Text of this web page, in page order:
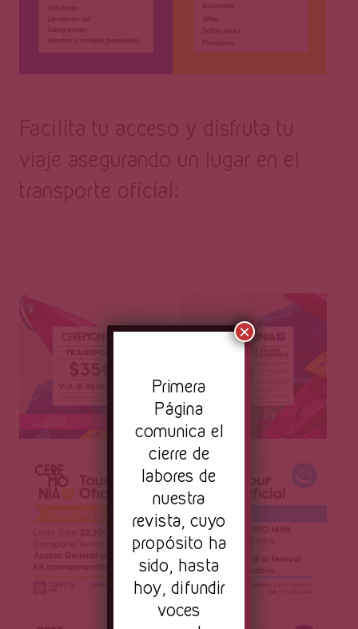
Facilita tu acceso y disfruta tu
viaje asegurando un lugar en el
transporte oficial:
Primera
Página
comunica el
cierre de
labores de
nuestra
revista, cuyo
propósito ha
sido, hasta
hoy, difundir
voces
×